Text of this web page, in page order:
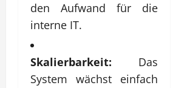
den Aufwand für die
interne IT.
Skalierbarkeit: Das
System wächst einfach